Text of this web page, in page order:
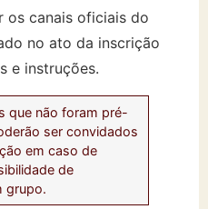
os canais oficiais do
no ato da inscrição
e instruções.
que não foram pré-
ser convidados
em caso de
de
grupo.